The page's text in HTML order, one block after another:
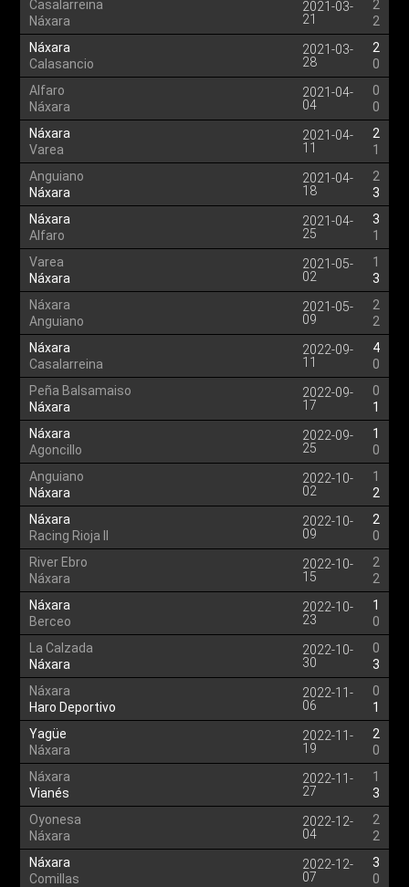
Casalarreina
Náxara
2021-03-
21
2
2
Náxara
Calasancio
2021-03-
28
2
0
Alfaro
Náxara
2021-04-
04
0
0
Náxara
Varea
2021-04-
11
2
1
Anguiano
Náxara
2021-04-
18
2
3
Náxara
Alfaro
2021-04-
25
3
1
Varea
Náxara
2021-05-
02
1
3
Náxara
Anguiano
2021-05-
09
2
2
Náxara
Casalarreina
2022-09-
11
4
0
Peña Balsamaiso
Náxara
2022-09-
17
0
1
Náxara
Agoncillo
2022-09-
25
1
0
Anguiano
Náxara
2022-10-
02
1
2
Náxara
Racing Rioja II
2022-10-
09
2
0
River Ebro
Náxara
2022-10-
15
2
2
Náxara
Berceo
2022-10-
23
1
0
La Calzada
Náxara
2022-10-
30
0
3
Náxara
Haro Deportivo
2022-11-
06
0
1
Yagüe
Náxara
2022-11-
19
2
0
Náxara
Vianés
2022-11-
27
1
3
Oyonesa
Náxara
2022-12-
04
2
2
Náxara
Comillas
2022-12-
07
3
0